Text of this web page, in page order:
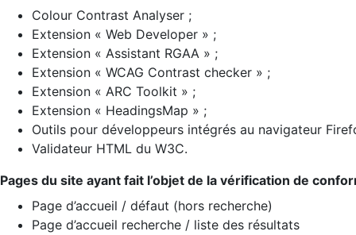
Colour Contrast Analyser ;
Extension « Web Developer » ;
Extension « Assistant RGAA » ;
Extension « WCAG Contrast checker » ;
Extension « ARC Toolkit » ;
Extension « HeadingsMap » ;
Outils pour développeurs intégrés au navigateur
Validateur HTML du W3C.
Pages du site ayant fait l’objet de la vérification de
Page d’accueil / défaut (hors recherche)
Page d’accueil recherche / liste des résultats